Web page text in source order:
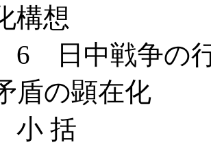
構想
戦争の行き
盾の顕在化
括